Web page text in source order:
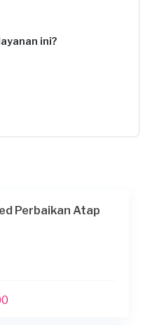
ini?
Perbaikan Atap